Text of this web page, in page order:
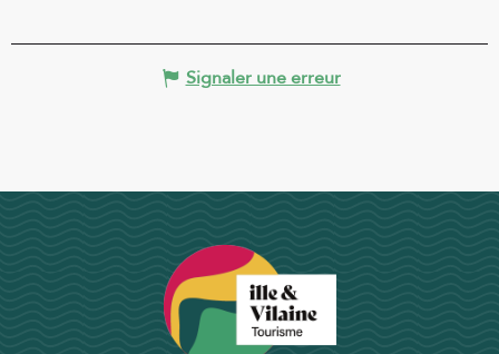
Signaler une erreur